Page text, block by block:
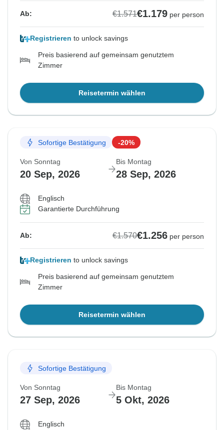
Ab: €1.571€1.179 per person
Registrieren to unlock savings
Preis basierend auf gemeinsam genutztem
Zimmer
Reisetermin wählen
Sofortige Bestätigung -20%
Von Sonntag
20 Sep, 2026
Bis Montag
28 Sep, 2026
Englisch
Garantierte Durchführung
Ab: €1.570€1.256 per person
Registrieren to unlock savings
Preis basierend auf gemeinsam genutztem
Zimmer
Reisetermin wählen
Sofortige Bestätigung
Von Sonntag
27 Sep, 2026
Bis Montag
5 Okt, 2026
Englisch